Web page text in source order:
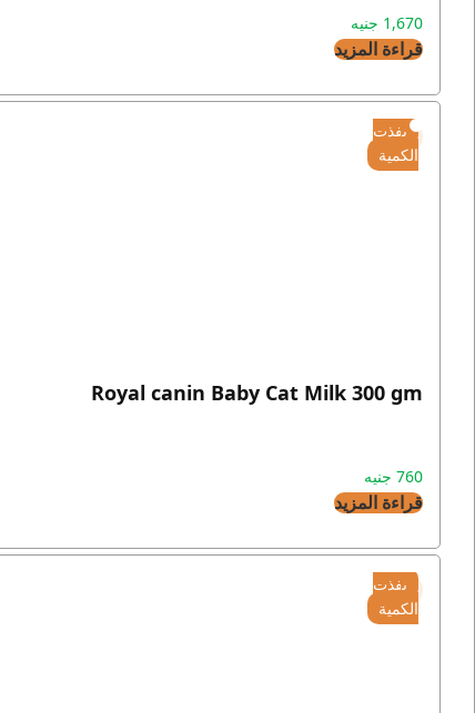
1,670 جنيه
قراءة المزيد
نفذت
الكمية
Royal canin Baby Cat Milk 300 gm
760 جنيه
قراءة المزيد
نفذت
الكمية